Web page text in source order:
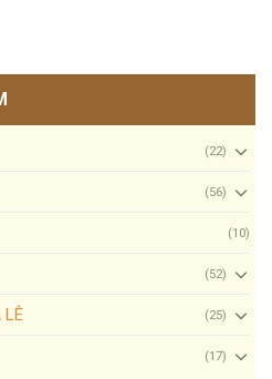
(22)
(56)
(10)
(52)
LÊ (25)
(17)